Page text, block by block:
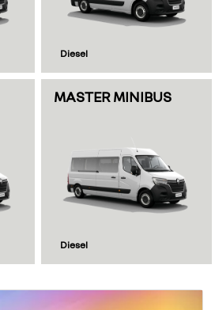
Diesel
MASTER MINIBUS
Diesel